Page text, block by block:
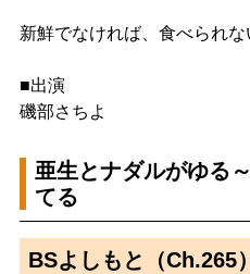
新鮮でなければ、食べられな
■出演
磯部さちよ
亜生とナダルがゆる
てる
BSよしもと（Ch.265）